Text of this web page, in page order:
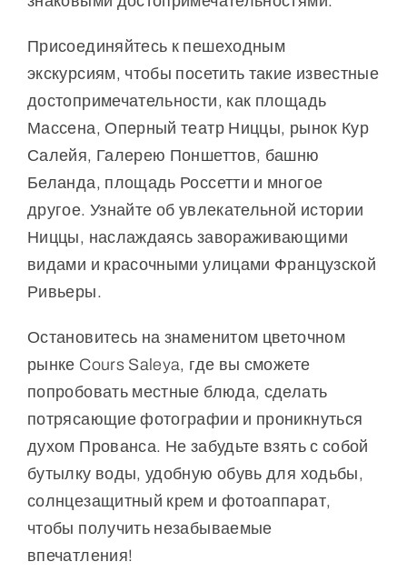
Присоединяйтесь к пешеходным
экскурсиям, чтобы посетить такие известные
достопримечательности, как площадь
Массена, Оперный театр Ниццы, рынок Кур
Салейя, Галерею Поншеттов, башню
Беланда, площадь Россетти и многое
другое. Узнайте об увлекательной истории
Ниццы, наслаждаясь завораживающими
видами и красочными улицами Французской
Ривьеры.
Остановитесь на знаменитом цветочном
рынке Cours Saleya, где вы сможете
попробовать местные блюда, сделать
потрясающие фотографии и проникнуться
духом Прованса. Не забудьте взять с собой
бутылку воды, удобную обувь для ходьбы,
солнцезащитный крем и фотоаппарат,
чтобы получить незабываемые
впечатления!